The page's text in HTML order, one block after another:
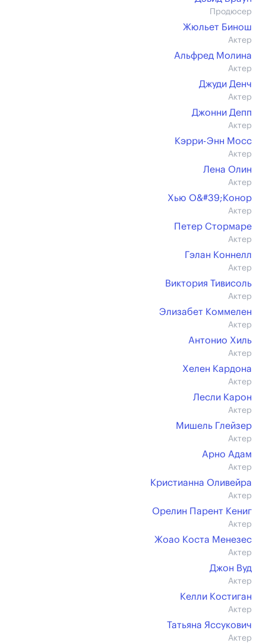
Продюсер
Жюльет Бинош
Актер
Альфред Молина
Актер
Джуди Денч
Актер
Джонни Депп
Актер
Кэрри-Энн Мосс
Актер
Лена Олин
Актер
Хью О&#39;Конор
Актер
Петер Стормаре
Актер
Гэлан Коннелл
Актер
Виктория Тивисоль
Актер
Элизабет Коммелен
Актер
Антонио Хиль
Актер
Хелен Кардона
Актер
Лесли Карон
Актер
Мишель Глейзер
Актер
Арно Адам
Актер
Кристианна Оливейра
Актер
Орелин Парент Кениг
Актер
Жоао Коста Менезес
Актер
Джон Вуд
Актер
Келли Костиган
Актер
Татьяна Яссукович
Актер